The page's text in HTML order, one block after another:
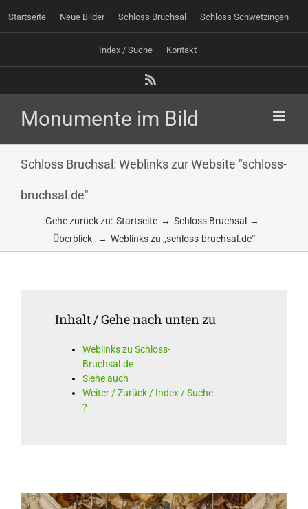
Inhalt
springen
Startseite Neue Bilder Schloss Bruchsal Schloss Schwetzingen
Index / Suche Kontakt
Schloss Bruchsal: Weblinks zur Website "schloss-
bruchsal.de"
Gehe zurück zu: Startseite
Schloss Bruchsal
Überblick
Weblinks zu „schloss-bruchsal.de“
Inhalt / Gehe nach unten zu
Weblinks zu Schloss-
Bruchsal.de
Siehe auch
Weiter / Zurück / Index / Suche
?